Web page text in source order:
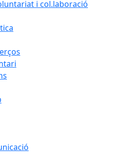
i col.laboració